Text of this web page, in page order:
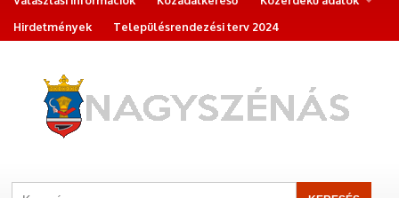
Hirdetmények
Településrendezési terv 2024